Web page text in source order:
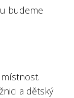
budeme
a dětský